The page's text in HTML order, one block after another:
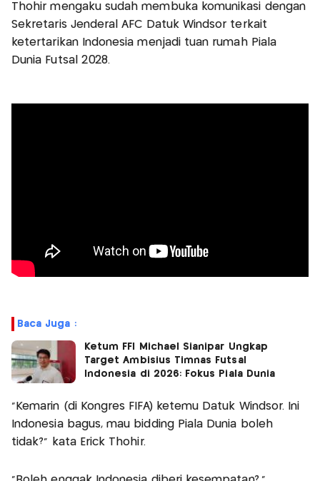
Thohir mengaku sudah membuka komunikasi dengan
Sekretaris Jenderal AFC Datuk Windsor terkait
ketertarikan Indonesia menjadi tuan rumah Piala
Dunia Futsal 2028.
Baca Juga :
Ketum FFI Michael Sianipar Ungkap
Target Ambisius Timnas Futsal
Indonesia di 2026: Fokus Piala Dunia
"Kemarin (di Kongres FIFA) ketemu Datuk Windsor. Ini
Indonesia bagus, mau bidding Piala Dunia boleh
tidak?" kata Erick Thohir.